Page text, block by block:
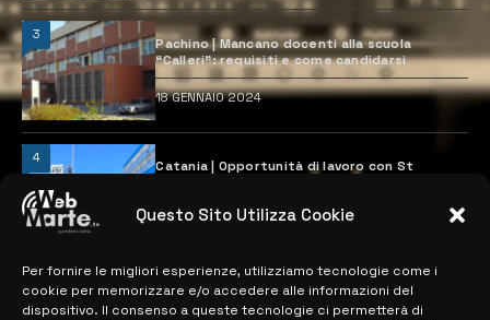
Questo Sito Utilizza Cookie
Per fornire le migliori esperienze, utilizziamo tecnologie come i
cookie per memorizzare e/o accedere alle informazioni del
dispositivo. Il consenso a queste tecnologie ci permetterà di
3
Pachino | Mancano docenti alla scuola
“Calleri”: requisiti e come candidarsi
18 GENNAIO 2024
4
Catania | Opportunità di lavoro con St
28 MARZO 2024
MAPPA DEL SITO